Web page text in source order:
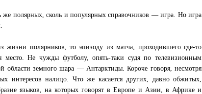
полярных, сколь и популярных справочников — игра. Но игра
жизни полярников, то эпизоду из матча, проходившего где-то
место. Не чужды футболу, опять-таки судя по телевизионным
области земного шара — Антарктиды. Короче говоря, несмотря
интересов налицо. Что же касается других, давно обжитых,
языков, на которых говорят в Европе и Азии, в Африке и